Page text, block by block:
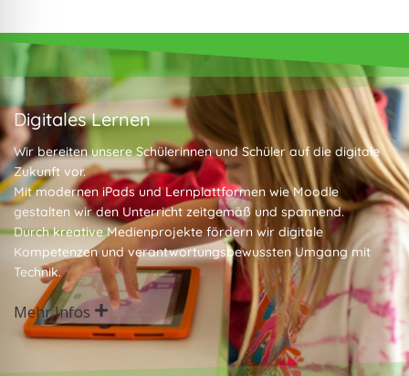
Gemeinschaftsschule
Mehr erfahren
Digitales Lernen
Wir bereiten unsere Schülerinnen und Schüler auf die digitale
Zukunft vor.
Mit modernen iPads und Lernplattformen wie Moodle
gestalten wir den Unterricht zeitgemäß und spannend.
Durch kreative Medienprojekte fördern wir digitale
Kompetenzen und verantwortungsbewussten Umgang mit
Technik.
Mehr Infos